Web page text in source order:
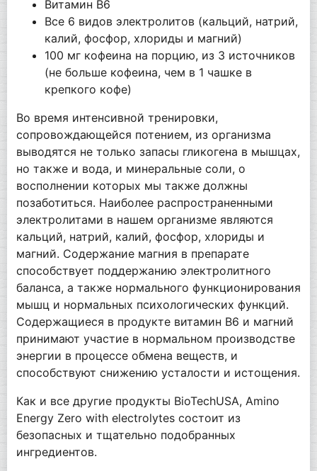
Витамин В6
Все 6 видов электролитов (кальций, натрий,
калий, фосфор, хлориды и магний)
100 мг кофеина на порцию, из 3 источников
(не больше кофеина, чем в 1 чашке в
крепкого кофе)
Во время интенсивной тренировки,
сопровождающейся потением, из организма
выводятся не только запасы гликогена в мышцах,
но также и вода, и минеральные соли, о
восполнении которых мы также должны
позаботиться. Наиболее распространенными
электролитами в нашем организме являются
кальций, натрий, калий, фосфор, хлориды и
магний. Содержание магния в препарате
способствует поддержанию электролитного
баланса, а также нормального функционирования
мышц и нормальных психологических функций.
Содержащиеся в продукте витамин В6 и магний
принимают участие в нормальном производстве
энергии в процессе обмена веществ, и
способствуют снижению усталости и истощения.
Как и все другие продукты BioTechUSA, Amino
Energy Zero with electrolytes состоит из
безопасных и тщательно подобранных
ингредиентов.